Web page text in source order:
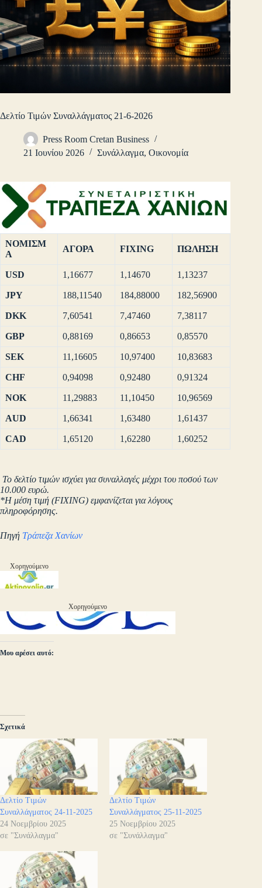
Δελτίο Τιμών Συναλλάγματος 21-6-2026
Press Room Cretan Business
21 Ιουνίου 2026
Συνάλλαγμα, Οικονομία
ΝΟΜΙΣΜ
Α
ΑΓΟΡΑ FIXING ΠΩΛΗΣΗ
USD 1,16677 1,14670 1,13237
JPY 188,11540 184,88000 182,56900
DKK 7,60541 7,47460 7,38117
GBP 0,88169 0,86653 0,85570
SEK 11,16605 10,97400 10,83683
CHF 0,94098 0,92480 0,91324
NOK 11,29883 11,10450 10,96569
AUD 1,66341 1,63480 1,61437
CAD 1,65120 1,62280 1,60252
Το δελτίο τιμών ισχύει για συναλλαγές μέχρι του ποσού των
10.000 ευρώ.
*Η μέση τιμή (FIXING) εμφανίζεται για λόγους
πληροφόρησης.
Πηγή Τράπεζα Χανίων
Χορηγούμενο
Χορηγούμενο
Μου αρέσει αυτό:
Σχετικά
Δελτίο Τιμών
Συναλλάγματος 24-11-2025
24 Νοεμβρίου 2025
σε "Συνάλλαγμα"
Δελτίο Τιμών
Συναλλάγματος 25-11-2025
25 Νοεμβρίου 2025
σε "Συνάλλαγμα"